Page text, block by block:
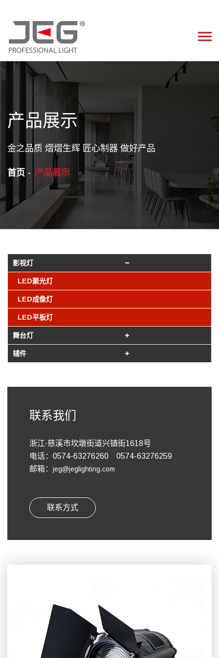
产品展示
金之品质 熠熠生辉 匠心制器 做好产品
首页 产品展示
影视灯
LED聚光灯
LED成像灯
LED平板灯
舞台灯
辅件
联系我们
浙江·慈溪市坎墩街道兴镇街1618号
电话：0574-63276260 0574-63276259
邮箱： jeg@jeglighting.com
联系方式